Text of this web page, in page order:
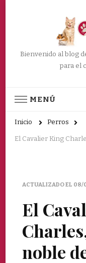
Bienvenido al blog
para el
MENÚ
Inicio Perros
El Cavalier King
ACTUALIZADO EL 08/
El
noble